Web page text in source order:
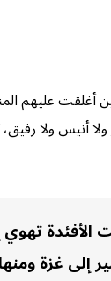
عليهم
أنيس ولا
الأفئدة
إلى غزة